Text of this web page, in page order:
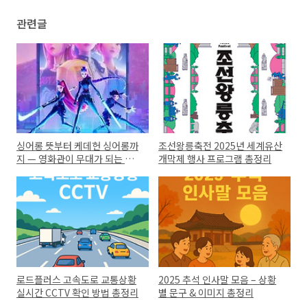
관련글
싱어롱 뜻부터 케데헌 싱어롱까
지 — 영화관이 무대가 되는 순
조선왕릉축전 2025년 세계유산
개막제 행사 프로그램 총정리
로드플러스 고속도로 교통상황
실시간 CCTV 확인 방법 총정리
2025 추석 인사말 모음 – 상황
별 문구 & 이미지 총정리